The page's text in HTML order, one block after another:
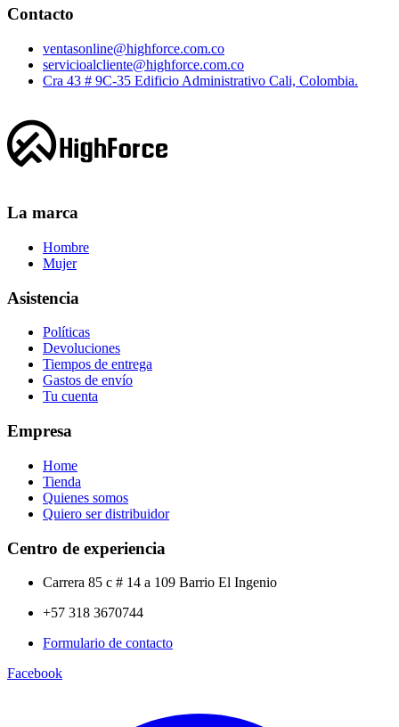
Contacto
ventasonline@highforce.com.co
servicioalcliente@highforce.com.co
Cra 43 # 9C-35 Edificio Administrativo Cali, Colombia.
La marca
Hombre
Mujer
Asistencia
Políticas
Devoluciones
Tiempos de entrega
Gastos de envío
Tu cuenta
Empresa
Home
Tienda
Quienes somos
Quiero ser distribuidor
Centro de experiencia
Carrera 85 c # 14 a 109 Barrio El Ingenio
+57 318 3670744
Formulario de contacto
Facebook